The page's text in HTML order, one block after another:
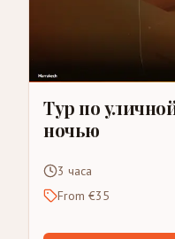
Тур по
ночью
3 часа
From €35